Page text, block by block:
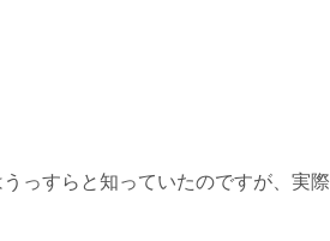
っすらと知っていたのですが、実際